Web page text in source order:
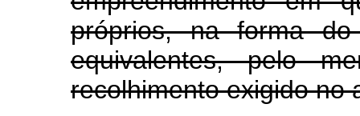
próprios, na forma
equivalentes, pelo
recolhimento exigido no